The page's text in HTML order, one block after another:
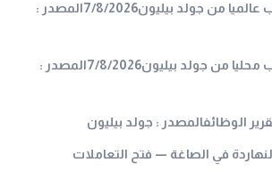
التقرير اليومي للذهب عالميا من جولد بيليون7/8/2026المصدر :
التقرير اليومي للذهب محليا من جولد بيليون7/8/2026المصدر :
الوظائفالمصدر : جولد بيليون
21 بكام النهاردة في الصاغة — فتح التعاملات